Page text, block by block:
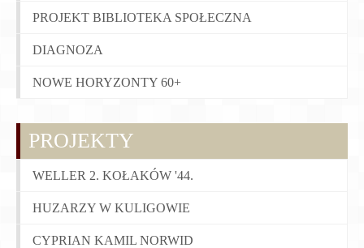
PROJEKT BIBLIOTEKA SPOŁECZNA
DIAGNOZA
NOWE HORYZONTY 60+
PROJEKTY
WELLER 2. KOŁAKÓW '44.
HUZARZY W KULIGOWIE
CYPRIAN KAMIL NORWID